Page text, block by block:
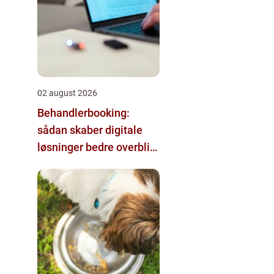
02 august 2026
Behandlerbooking:
sådan skaber digitale
løsninger bedre overblik